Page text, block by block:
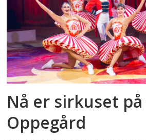
Nå er sirkuset
Oppegård